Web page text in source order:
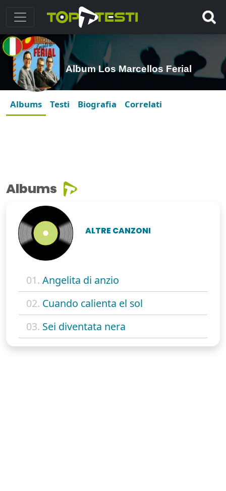
Album Los Marcellos Ferial
Albums Testi Biografia Correlati
Albums
ALTRE CANZONI
01. Angelita di anzio
02. Cuando calienta el sol
03. Sei diventata nera